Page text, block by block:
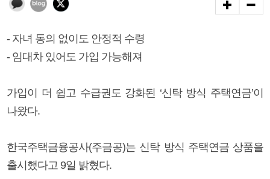
- 자녀 동의 없이도 안정적 수령
- 임대차 있어도 가입 가능해져
가입이 더 쉽고 수급권도 강화된 ‘신탁 방식 주택연금’이
나왔다.
한국주택금융공사(주금공)는 신탁 방식 주택연금 상품을
출시했다고 9일 밝혔다.